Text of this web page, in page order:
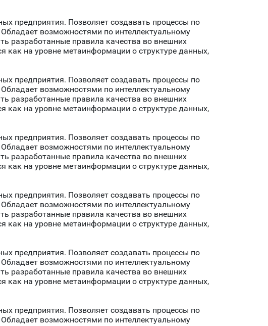
предприятия. Позволяет создавать процессы по
возможностями по интеллектуальному
разработанные правила качества во внешних
как на уровне метаинформации о структуре данных,
предприятия. Позволяет создавать процессы по
возможностями по интеллектуальному
разработанные правила качества во внешних
как на уровне метаинформации о структуре данных,
предприятия. Позволяет создавать процессы по
возможностями по интеллектуальному
разработанные правила качества во внешних
как на уровне метаинформации о структуре данных,
предприятия. Позволяет создавать процессы по
возможностями по интеллектуальному
разработанные правила качества во внешних
как на уровне метаинформации о структуре данных,
предприятия. Позволяет создавать процессы по
возможностями по интеллектуальному
разработанные правила качества во внешних
как на уровне метаинформации о структуре данных,
предприятия. Позволяет создавать процессы по
возможностями по интеллектуальному